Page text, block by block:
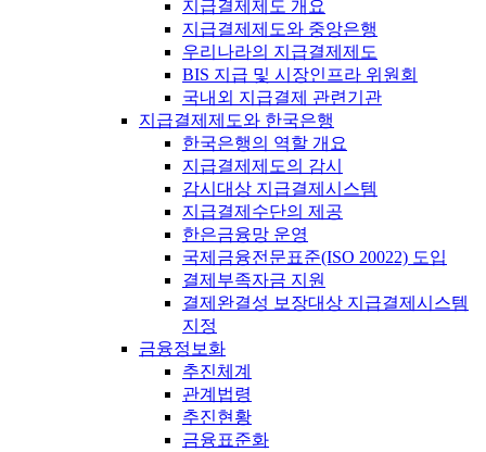
지급결제제도 개요
지급결제제도와 중앙은행
우리나라의 지급결제제도
BIS 지급 및 시장인프라 위원회
국내외 지급결제 관련기관
지급결제제도와 한국은행
한국은행의 역할 개요
지급결제제도의 감시
감시대상 지급결제시스템
지급결제수단의 제공
한은금융망 운영
국제금융전문표준(ISO 20022) 도입
결제부족자금 지원
결제완결성 보장대상 지급결제시스템
지정
금융정보화
추진체계
관계법령
추진현황
금융표준화